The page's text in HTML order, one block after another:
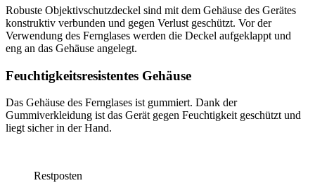
Robuste Objektivschutzdeckel sind mit dem Gehäuse des Gerätes
konstruktiv verbunden und gegen Verlust geschützt. Vor der
Verwendung des Fernglases werden die Deckel aufgeklappt und
eng an das Gehäuse angelegt.
Feuchtigkeitsresistentes Gehäuse
Das Gehäuse des Fernglases ist gummiert. Dank der
Gummiverkleidung ist das Gerät gegen Feuchtigkeit geschützt und
liegt sicher in der Hand.
Restposten